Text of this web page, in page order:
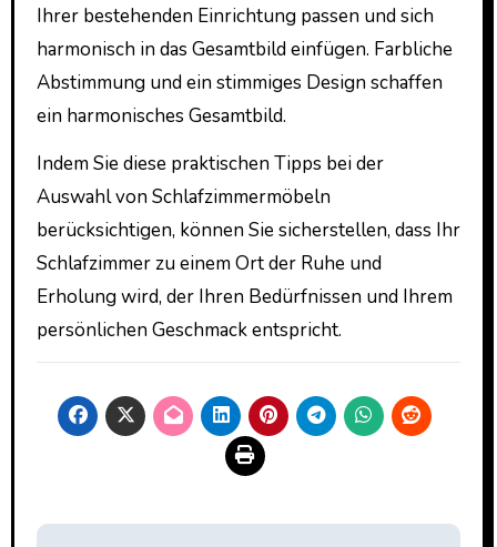
Ihrer bestehenden Einrichtung passen und sich
harmonisch in das Gesamtbild einfügen. Farbliche
Abstimmung und ein stimmiges Design schaffen
ein harmonisches Gesamtbild.
Indem Sie diese praktischen Tipps bei der
Auswahl von Schlafzimmermöbeln
berücksichtigen, können Sie sicherstellen, dass Ihr
Schlafzimmer zu einem Ort der Ruhe und
Erholung wird, der Ihren Bedürfnissen und Ihrem
persönlichen Geschmack entspricht.